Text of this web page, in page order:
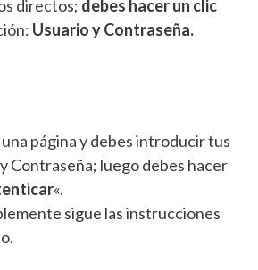
directos; debes hacer un clic
Usuario y Contraseña.
página y debes introducir tus
Contraseña; luego debes hacer
«.
sigue las instrucciones